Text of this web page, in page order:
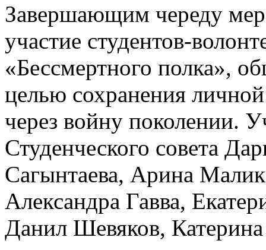
Завершающим череду
участие студентов-
«Бессмертного полка»,
целью сохранения
через войну поколении.
Студенческого совета
Сагынтаева, Арина
Александра Гавва,
Данил Шевяков,